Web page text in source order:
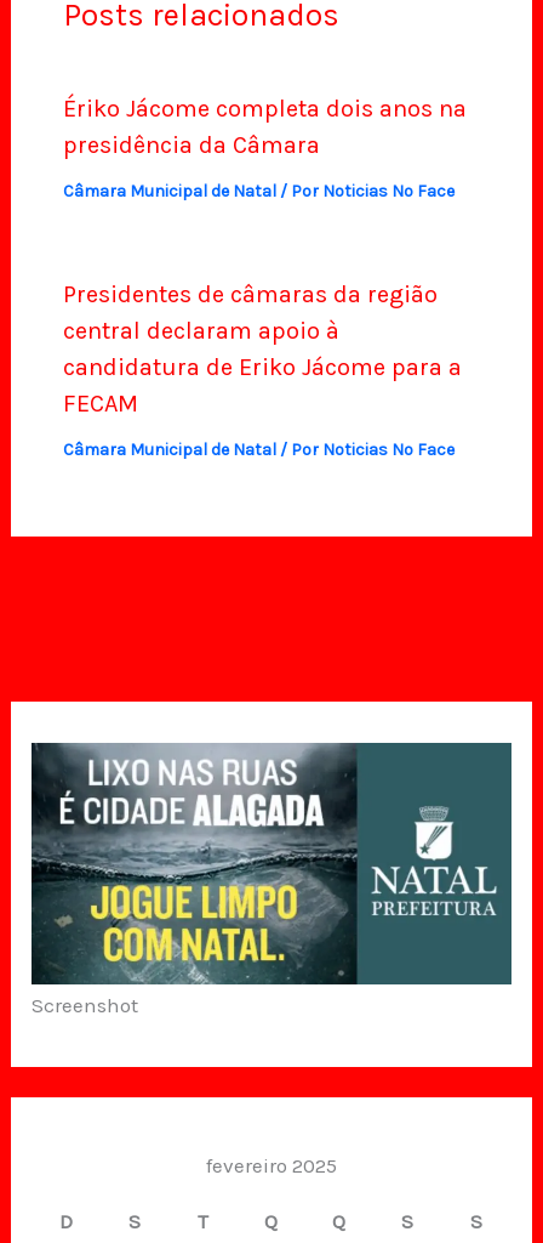
Screenshot
fevereiro 2025
D S T Q Q S S
Posts relacionados
Ériko Jácome completa dois anos na
presidência da Câmara
Câmara Municipal de Natal/ Por Noticias No Face
Presidentes de câmaras da região
central declaram apoio à
candidatura de Eriko Jácome para a
FECAM
Câmara Municipal de Natal/ Por Noticias No Face